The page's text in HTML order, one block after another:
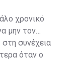
χρονικό
μην τον
συνέχεια
όταν ο